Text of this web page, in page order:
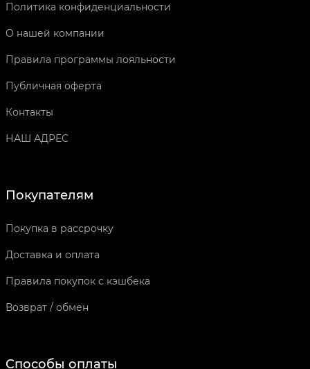
Политика конфиденциальности
О нашей компании
Правила программы лояльности
Публичная оферта
Контакты
НАШ АДРЕС
Покупателям
Покупка в рассрочку
Доставка и оплата
Правила покупок с кэшбека
Возврат / обмен
Способы оплаты